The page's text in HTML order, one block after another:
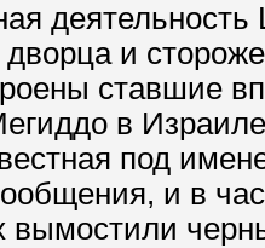
дворца и
ставшие
в
под
и в
вымостили